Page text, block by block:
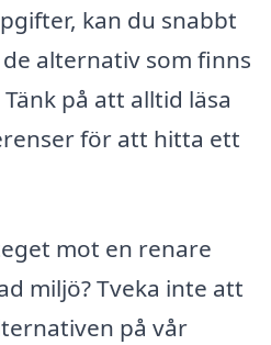
kan du snabbt
alternativ som finns
på att alltid läsa
för att hitta ett
mot en renare
miljö? Tveka inte att
på vår